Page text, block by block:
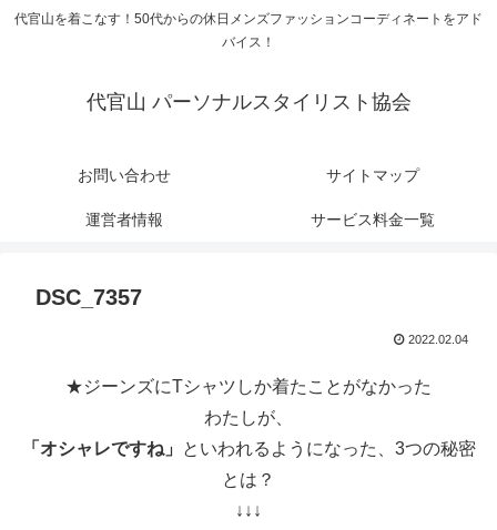
代官山を着こなす！50代からの休日メンズファッションコーディネートをアド
バイス！
代官山 パーソナルスタイリスト協会
お問い合わせ サイトマップ
運営者情報 サービス料金一覧
DSC_7357
2022.02.04
★ジーンズにTシャツしか着たことがなかった
わたしが、
「オシャレですね」
といわれるようになった、3つの秘密
とは？
↓↓↓